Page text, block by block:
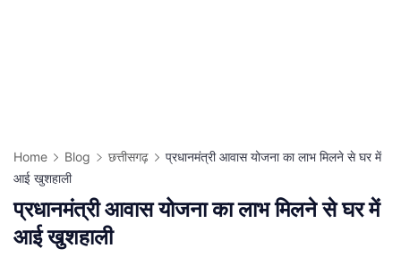
Home Blog छत्तीसगढ़
प्रधानमंत्री आवास योजना का लाभ मिलने से घर में
आई खुशहाली
प्रधानमंत्री आवास योजना का लाभ मिलने से घर में
आई खुशहाली